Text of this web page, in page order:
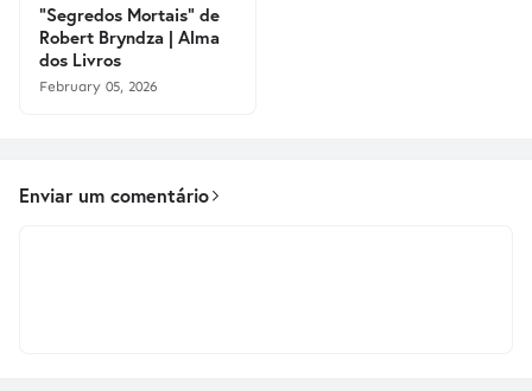
"Segredos Mortais" de
Robert Bryndza | Alma
dos Livros
February 05, 2026
Enviar um comentário